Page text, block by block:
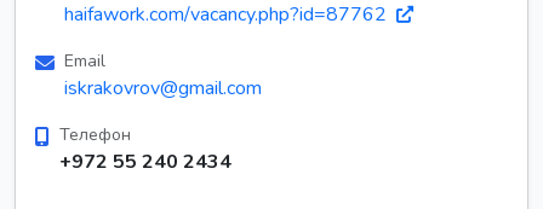
haifawork.com/vacancy.php?id=87762
Email
iskrakovrov@gmail.com
Телефон
+972 55 240 2434